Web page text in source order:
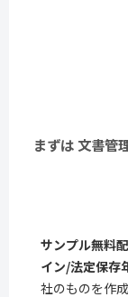
まずは 文書管
サンプル無料配
イン/法定保存
社のものを作